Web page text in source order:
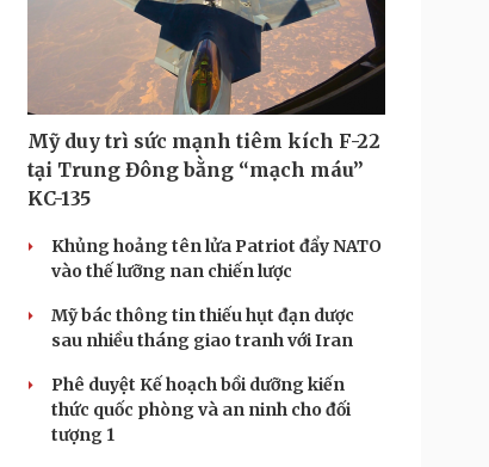
Mỹ duy trì sức mạnh tiêm kích F-22
tại Trung Đông bằng “mạch máu”
KC-135
Khủng hoảng tên lửa Patriot đẩy NATO
vào thế lưỡng nan chiến lược
Mỹ bác thông tin thiếu hụt đạn dược
sau nhiều tháng giao tranh với Iran
Phê duyệt Kế hoạch bồi dưỡng kiến
thức quốc phòng và an ninh cho đối
tượng 1